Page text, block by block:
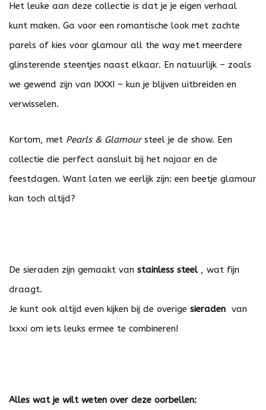
Het leuke aan deze collectie is dat je je eigen verhaal
kunt maken. Ga voor een romantische look met zachte
parels of kies voor glamour all the way met meerdere
glinsterende steentjes naast elkaar. En natuurlijk – zoals
we gewend zijn van IXXXI – kun je blijven uitbreiden en
verwisselen.
Kortom, met Pearls & Glamoursteel je de show. Een
collectie die perfect aansluit bij het najaar en de
feestdagen. Want laten we eerlijk zijn: een beetje glamour
kan toch altijd?
De sieraden zijn gemaakt van stainless steel, wat fijn
draagt.
Je kunt ook altijd even kijken bij de overige sieraden van
Ixxxi om iets leuks ermee te combineren!
Alles wat je wilt weten over deze oorbellen: